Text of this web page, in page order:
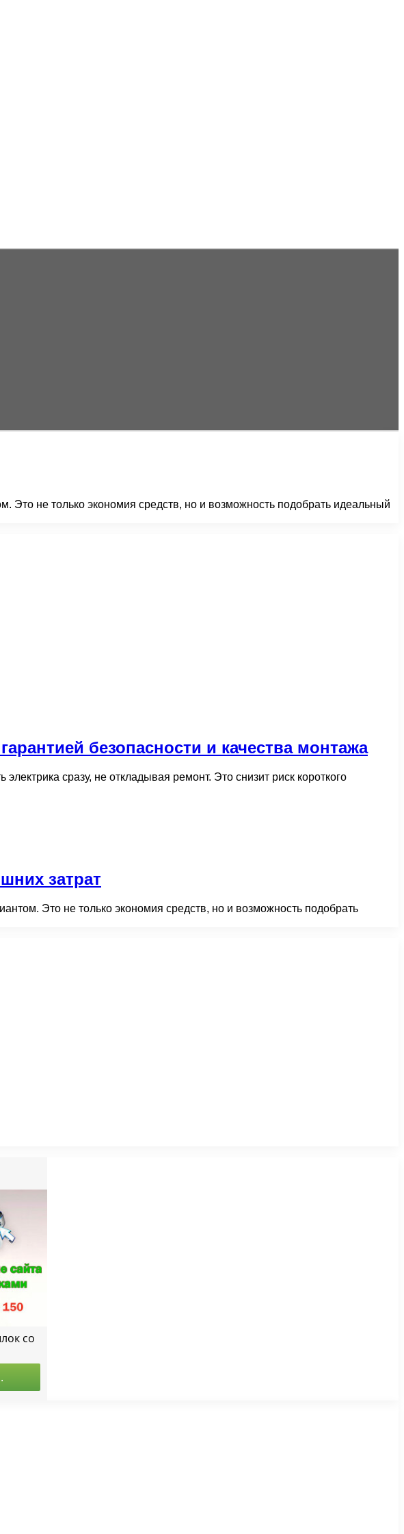
Это не только экономия средств, но и возможность подобрать идеальный
безопасности и качества монтажа
сразу, не откладывая ремонт. Это снизит риск короткого
затрат
Это не только экономия средств, но и возможность подобрать